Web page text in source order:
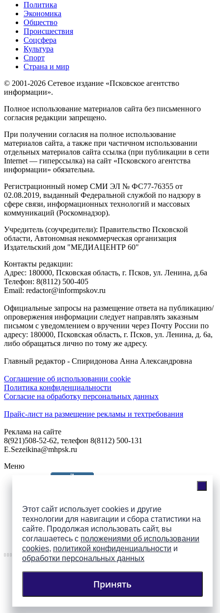
Этот сайт использует cookies и другие
технологии для навигации и сбора статистики на
сайте. Продолжая использовать сайт, вы
соглашаетесь с положениями об использовании
cookies, политикой конфиденциальности и
обработки персональных данных
Принять
Политика
Экономика
Общество
Происшествия
Соцсфера
Культура
Спорт
Страна и мир
© 2001-2026 Сетевое издание «Псковское агентство
информации».
Полное использование материалов сайта без письменного
согласия редакции запрещено.
При получении согласия на полное использование
материалов сайта, а также при частичном использовании
отдельных материалов сайта ссылка (при публикации в сети
Internet — гиперссылка) на сайт «Псковского агентства
информации» обязательна.
Регистрационный номер СМИ ЭЛ № ФС77-76355 от
02.08.2019, выданный Федеральной службой по надзору в
сфере связи, информационных технологий и массовых
коммуникаций (Роскомнадзор).
Учредитель (соучредители): Правительство Псковской
области, Автономная некоммерческая организация
Издательский дом "МЕДИАЦЕНТР 60"
Контакты редакции:
Адреc: 180000, Псковская область, г. Псков, ул. Ленина, д.6а
Телефон: 8(8112) 500-405
Email: redactor@informpskov.ru
Официальные запросы на размещение ответа на публикацию/
опровержения информации следует направлять заказным
письмом с уведомлением о вручении через Почту России по
адресу: 180000, Псковская область, г. Псков, ул. Ленина, д. 6а,
либо обращаться лично по тому же адресу.
Главный редактор - Спиридонова Анна Александровна
Соглашение об использовании cookie
Политика конфиденциальности
Согласие на обработку персональных данных
Прайс-лист на размещение рекламы и техтребования
Реклама на сайте
8(921)508-52-62, телефон 8(8112) 500-131
E.Sezeikina@mhpsk.ru
Меню
Подпишись на группы
ПАИ в соцсетях!